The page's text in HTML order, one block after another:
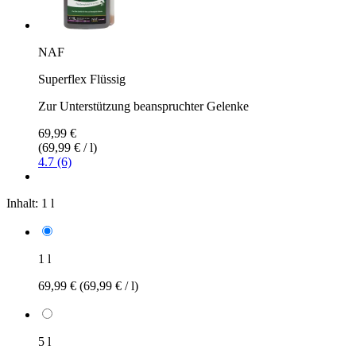
NAF
Superflex Flüssig
Zur Unterstützung beanspruchter Gelenke
69,99 €
(69,99 € / l)
4.7 (6)
Inhalt: 1 l
1 l
69,99 € (69,99 € / l)
5 l